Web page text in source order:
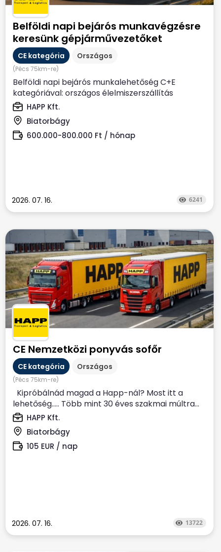
Belföldi napi bejárós munkavégzésre
keresünk gépjárművezetőket
CE kategória Országos
(Pécs 75km-re)
Belföldi napi bejárós munkalehetőség C+E
kategóriával: országos élelmiszerszállítás
Biatorbágyi...
HAPP Kft.
Biatorbágy
600.000-800.000 Ft / hónap
2026. 07. 16. 6241
CE Nemzetközi ponyvás sofőr
CE kategória Országos
(Pécs 75km-re)
Kipróbálnád magad a Happ-nál? Most itt a
lehetőség….. Több mint 30 éves szakmai múltra...
HAPP Kft.
Biatorbágy
105 EUR / nap
2026. 07. 16. 13722